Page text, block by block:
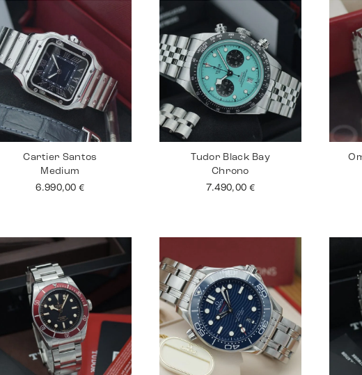
Cartier Santos
Medium
6.990,00€
Tudor Black Bay
Chrono
7.490,00 €